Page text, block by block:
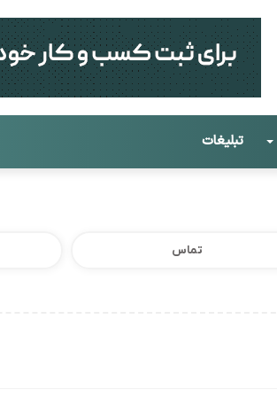
تبلیغات
تماس